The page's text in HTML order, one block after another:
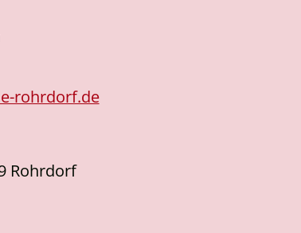
rohrdorf.de
Rohrdorf